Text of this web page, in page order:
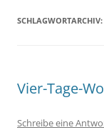
SCHLAGWORTARCHIV:
Vier-Tage-
Schreibe eine